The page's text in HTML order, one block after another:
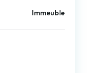
Immeuble